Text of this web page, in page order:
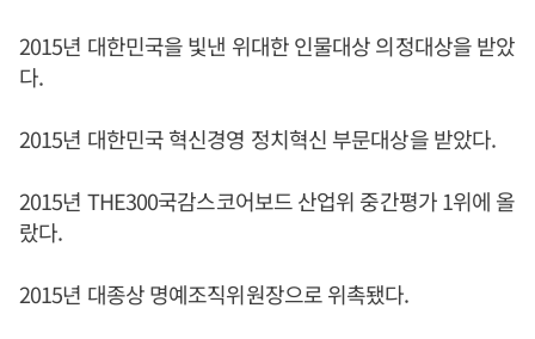
2015년 대한민국을 빛낸 위대한 인물대상 의정대상을 받았
다.
2015년 대한민국 혁신경영 정치혁신 부문대상을 받았다.
2015년 THE300국감스코어보드 산업위 중간평가 1위에 올
랐다.
2015년 대종상 명예조직위원장으로 위촉됐다.